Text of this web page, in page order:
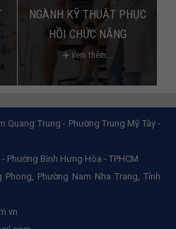
NGÀNH KỸ THUẬT PHỤC
HỒI CHỨC NĂNG
xem thêm...
Quang Trung - Phường Trung Mỹ Tây -
- Phường Bình Hưng Hòa - TPHCM
Phường Nam Nha Trang, Tỉnh